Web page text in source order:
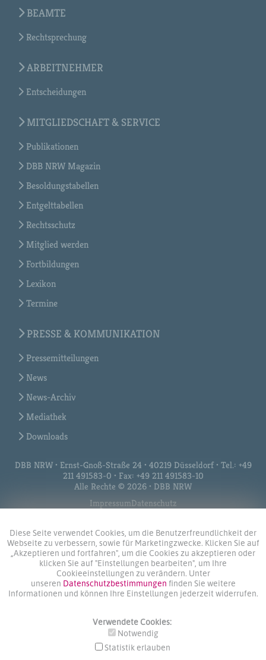
Diese Seite verwendet Cookies, um die Benutzerfreundlichkeit der
Webseite zu verbessern, sowie für Marketingzwecke. Klicken Sie auf
„Akzeptieren und fortfahren", um die Cookies zu akzeptieren oder
klicken Sie auf "Einstellungen bearbeiten", um Ihre
Cookieeinstellungen zu verändern. Unter
unseren Datenschutzbestimmungen finden Sie weitere
Informationen und können Ihre Einstellungen jederzeit widerrufen.
Verwendete Cookies:
Notwendig
Statistik erlauben
BEAMTE
Rechtsprechung
ARBEITNEHMER
Entscheidungen
MITGLIEDSCHAFT & SERVICE
Publikationen
DBB NRW Magazin
Besoldungstabellen
Entgelttabellen
Rechtsschutz
Mitglied werden
Fortbildungen
Lexikon
Termine
PRESSE & KOMMUNIKATION
Pressemitteilungen
News
News-Archiv
Mediathek
Downloads
DBB NRW • Ernst-Gnoß-Straße 24 • 40219 Düsseldorf • Tel.: +49
211 491583-0 • Fax: +49 211 491583-10
Alle Rechte © 2026 • DBB NRW
ImpressumDatenschutz